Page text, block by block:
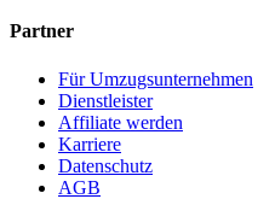
Partner
Für Umzugsunternehmen
Dienstleister
Affiliate werden
Karriere
Datenschutz
AGB